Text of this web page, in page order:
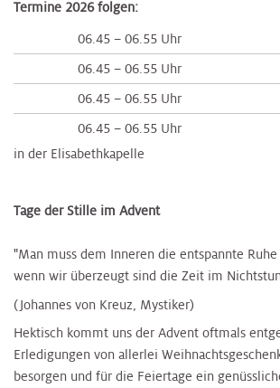
Termine 2026 folgen:
06.45 – 06.55 Uhr
06.45 – 06.55 Uhr
06.45 – 06.55 Uhr
06.45 – 06.55 Uhr
in der Elisabethkapelle
​Tage der Stille im Advent​
"Man muss dem Inneren die entspannte
wenn wir überzeugt sind die Zeit im
(Johannes von Kreuz, Mystiker​​)
Hektisch kommt uns der Advent oftmals
Erledigungen von allerlei
besorgen und für die Feiertage ein